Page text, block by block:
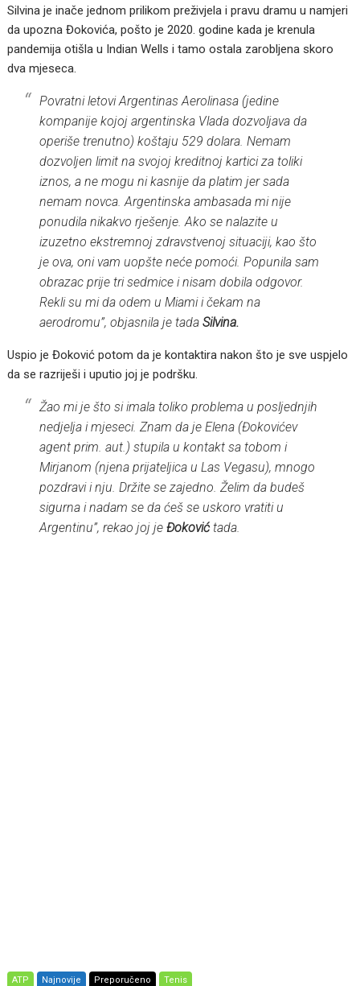
Silvina je inače jednom prilikom preživjela i pravu dramu u namjeri
da upozna Đokovića, pošto je 2020. godine kada je krenula
pandemija otišla u Indian Wells i tamo ostala zarobljena skoro
dva mjeseca.
Povratni letovi Argentinas Aerolinasa (jedine
kompanije kojoj argentinska Vlada dozvoljava da
operiše trenutno) koštaju 529 dolara. Nemam
dozvoljen limit na svojoj kreditnoj kartici za toliki
iznos, a ne mogu ni kasnije da platim jer sada
nemam novca. Argentinska ambasada mi nije
ponudila nikakvo rješenje. Ako se nalazite u
izuzetno ekstremnoj zdravstvenoj situaciji, kao što
je ova, oni vam uopšte neće pomoći. Popunila sam
obrazac prije tri sedmice i nisam dobila odgovor.
Rekli su mi da odem u Miami i čekam na
aerodromu”, objasnila je tadaSilvina.
Uspio je Đoković potom da je kontaktira nakon što je sve uspjelo
da se razriješi i uputio joj je podršku.
Žao mi je što si imala toliko problema u posljednjih
nedjelja i mjeseci. Znam da je Elena (Đokovićev
agent prim. aut.) stupila u kontakt sa tobom i
Mirjanom (njena prijateljica u Las Vegasu), mnogo
pozdravi i nju. Držite se zajedno. Želim da budeš
sigurna i nadam se da ćeš se uskoro vratiti u
Argentinu”, rekao joj jeĐokovićtada.
ATP Najnovije Preporučeno Tenis